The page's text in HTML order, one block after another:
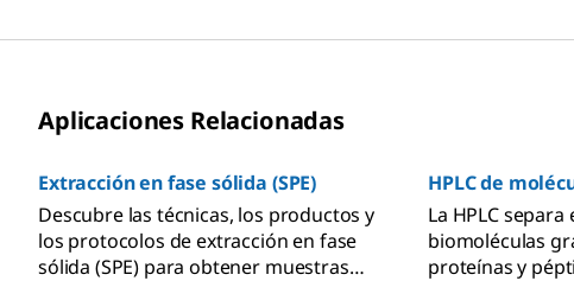
accesorios
Aplicaciones Relacionadas
Extracción en fase sólida (SPE)
Descubre las técnicas, los productos y
los protocolos de extracción en fase
sólida (SPE) para obtener muestras
HPLC de
La HPLC
biomoléculas
proteínas y